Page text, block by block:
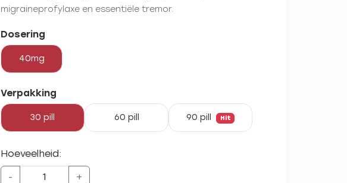
migraineprofylaxe en essentiële tremor.
Dosering
40mg
Verpakking
30 pill 60 pill 90 pill Hit
Hoeveelheid:
- +